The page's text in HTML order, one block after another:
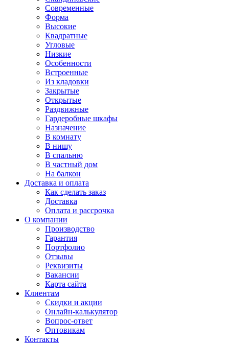
Современные
Форма
Высокие
Квадратные
Угловые
Низкие
Особенности
Встроенные
Из кладовки
Закрытые
Открытые
Раздвижные
Гардеробные шкафы
Назначение
В комнату
В нишу
В спальню
В частный дом
На балкон
Доставка и оплата
Как сделать заказ
Доставка
Оплата и рассрочка
О компании
Производство
Гарантия
Портфолио
Отзывы
Реквизиты
Вакансии
Карта сайта
Клиентам
Скидки и акции
Онлайн-калькулятор
Вопрос-ответ
Оптовикам
Контакты